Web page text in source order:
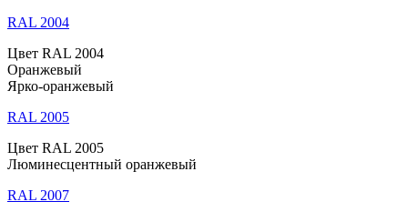
RAL 2004
Цвет RAL 2004
Оранжевый
Ярко-оранжевый
RAL 2005
Цвет RAL 2005
Люминесцентный оранжевый
RAL 2007